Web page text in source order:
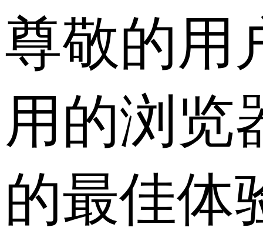
尊敬的用
用的浏览
的最佳体